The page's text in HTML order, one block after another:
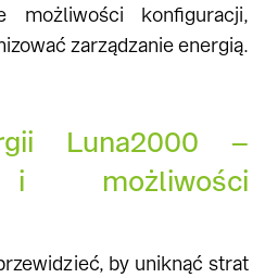
możliwości konfiguracji,
zarządzanie energią.
Luna2000 –
i możliwości
by uniknąć strat